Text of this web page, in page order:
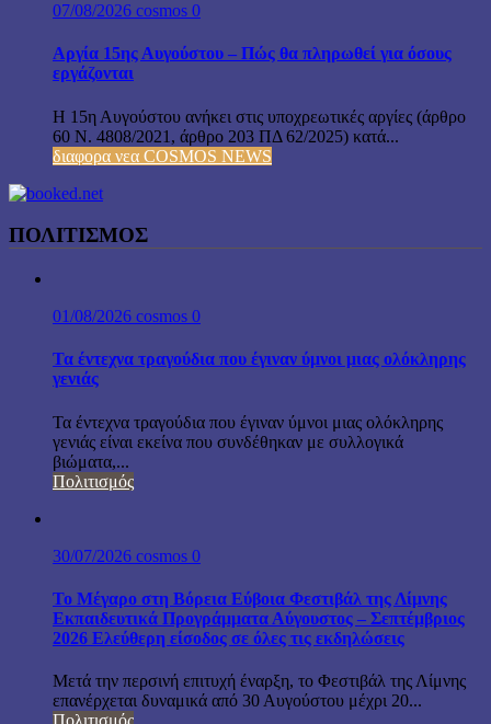
07/08/2026 cosmos 0
Αργία 15ης Αυγούστου – Πώς θα πληρωθεί για όσους
εργάζονται
Η 15η Αυγούστου ανήκει στις υποχρεωτικές αργίες (άρθρο
60 Ν. 4808/2021, άρθρο 203 ΠΔ 62/2025) κατά...
διαφορα νεα COSMOS NEWS
ΠΟΛΙΤΙΣΜΟΣ
01/08/2026 cosmos 0
Τα έντεχνα τραγούδια που έγιναν ύμνοι μιας ολόκληρης
γενιάς
Τα έντεχνα τραγούδια που έγιναν ύμνοι μιας ολόκληρης
γενιάς είναι εκείνα που συνδέθηκαν με συλλογικά
βιώματα,...
Πολιτισμός
30/07/2026 cosmos 0
Το Μέγαρο στη Βόρεια Εύβοια Φεστιβάλ της Λίμνης
Εκπαιδευτικά Προγράμματα Αύγουστος – Σεπτέμβριος
2026 Ελεύθερη είσοδος σε όλες τις εκδηλώσεις
Μετά την περσινή επιτυχή έναρξη, το Φεστιβάλ της Λίμνης
επανέρχεται δυναμικά από 30 Αυγούστου μέχρι 20...